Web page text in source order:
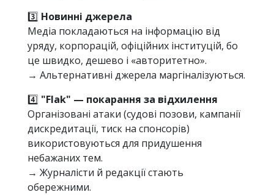
3️⃣ Новинні джерела
Медіа покладаються на інформацію від
уряду, корпорацій, офіційних інституцій, бо
це швидко, дешево і «авторитетно».
→ Альтернативні джерела маргіналізуються.
4️⃣ "Flak" — покарання за відхилення
Організовані атаки (судові позови, кампанії
дискредитації, тиск на спонсорів)
використовуються для придушення
небажаних тем.
→ Журналісти й редакції стають
обережними.